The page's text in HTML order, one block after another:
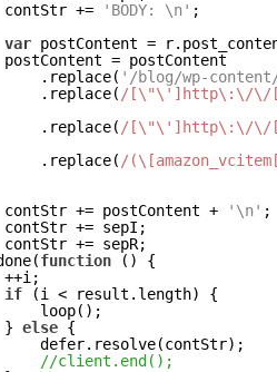
                contStr +=
'BODY: \n' ;
var postContent =
                    .replace(
'/blog/wp-
                    .replace(
/[\"\']http\:\/\/
                    .replace(
/[\"\']http\:\/\/
                    .replace(
/
                contStr += postContent +
'\n' ;
}).done(
function ( ) {
if (i < result.length) {
                }
else {
//client.end();